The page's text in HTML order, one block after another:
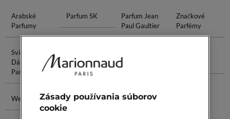
Arabské
Parfumy
Parfum SK
Parfum Jean
Paul Gaultier
Značkové
Parfémy
Svieže
Dámske
Parfémy
Očné Okolie
Kúra
Wella Sprej
Wella
Kondicionér
Zásady používania súborov
cookie